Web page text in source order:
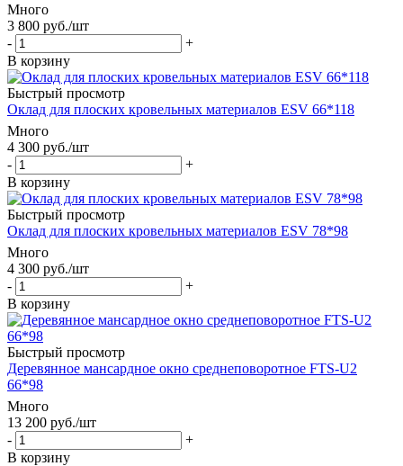
Много
3 800 руб./шт
-
+
В корзину
Быстрый просмотр
Оклад для плоских кровельных материалов ESV 66*118
Много
4 300 руб./шт
-
+
В корзину
Быстрый просмотр
Оклад для плоских кровельных материалов ESV 78*98
Много
4 300 руб./шт
-
+
В корзину
Быстрый просмотр
Деревянное мансардное окно среднеповоротное FTS-U2
66*98
Много
13 200 руб./шт
-
+
В корзину